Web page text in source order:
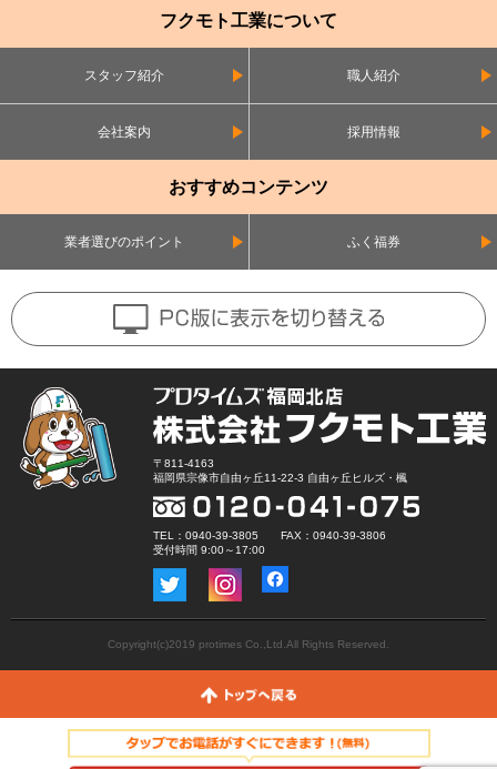
フクモト工業について
スタッフ紹介 職人紹介
会社案内 採用情報
おすすめコンテンツ
業者選びのポイント ふく福券
〒811-4163
福岡県宗像市自由ヶ丘11-22-3 自由ヶ丘ヒルズ・楓
TEL：0940-39-3805 FAX：0940-39-3806
受付時間 9:00～17:00
Copyright(c)2019 protimes Co.,Ltd.All Rights Reserved.